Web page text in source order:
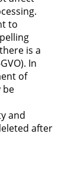
to
is a
In
of
be
and
after